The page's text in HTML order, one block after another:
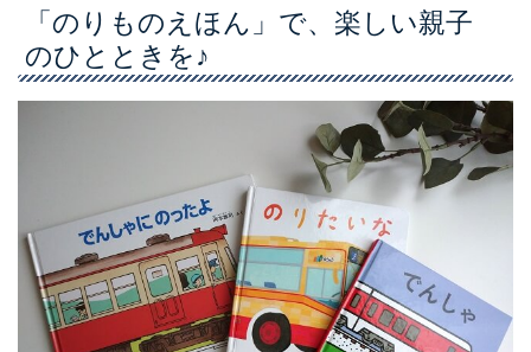
「のりものえほん」で、楽しい親子
のひとときを♪